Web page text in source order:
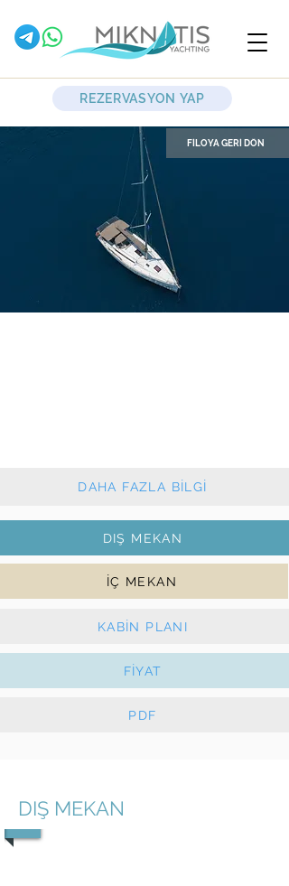
REZERVASYON YAP
FİLOYA GERİ DÖN
DAHA FAZLA BİLGİ
DIŞ MEKAN
İÇ MEKAN
KABİN PLANI
FİYAT
PDF
DIŞ MEKAN